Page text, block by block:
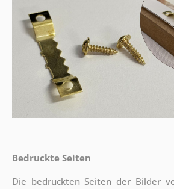
Bedruckte Seiten
Die bedruckten Seiten der Bilder